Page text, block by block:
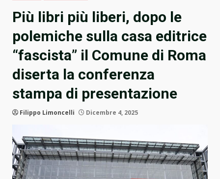
Più libri più liberi, dopo le
polemiche sulla casa editrice
“fascista” il Comune di Roma
diserta la conferenza
stampa di presentazione
Filippo Limoncelli Dicembre 4, 2025